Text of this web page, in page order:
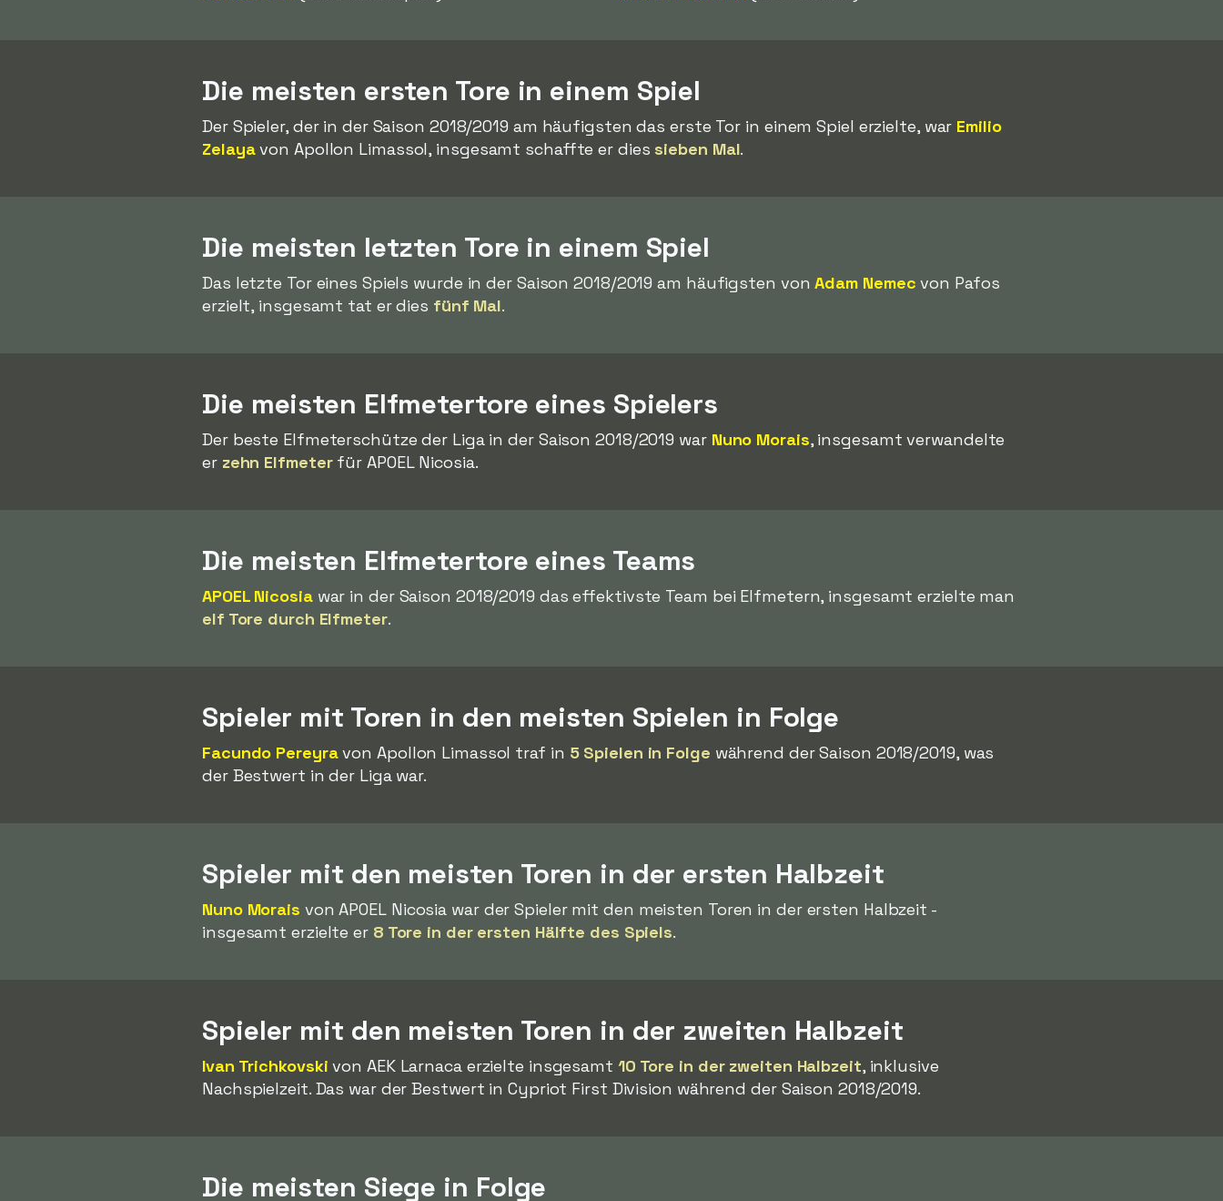
Die meisten ersten Tore in einem Spiel
Der Spieler, der in der Saison 2018/2019 am häufigsten das erste Tor in einem Spiel erzielte, war Emilio
Zelayavon Apollon Limassol, insgesamt schaffte er diessieben Mal.
Die meisten letzten Tore in einem Spiel
Das letzte Tor eines Spiels wurde in der Saison 2018/2019 am häufigsten vonAdam Nemec von Pafos
erzielt, insgesamt tat er dies fünf Mal.
Die meisten Elfmetertore eines Spielers
Der beste Elfmeterschütze der Liga in der Saison 2018/2019 war Nuno Morais, insgesamt verwandelte
er zehn Elfmeterfür APOEL Nicosia.
Die meisten Elfmetertore eines Teams
APOEL Nicosiawar in der Saison 2018/2019 das effektivste Team bei Elfmetern, insgesamt erzielte man
elf Tore durch Elfmeter.
Spieler mit Toren in den meisten Spielen in Folge
Facundo Pereyravon Apollon Limassol traf in 5 Spielen in Folge während der Saison 2018/2019, was
der Bestwert in der Liga war.
Spieler mit den meisten Toren in der ersten Halbzeit
Nuno Morais von APOEL Nicosia war der Spieler mit den meisten Toren in der ersten Halbzeit -
insgesamt erzielte er 8 Tore in der ersten Hälfte des Spiels.
Spieler mit den meisten Toren in der zweiten Halbzeit
Ivan Trichkovski von AEK Larnaca erzielte insgesamt 10 Tore in der zweiten Halbzeit, inklusive
Nachspielzeit. Das war der Bestwert in Cypriot First Division während der Saison 2018/2019.
Die meisten Siege in Folge